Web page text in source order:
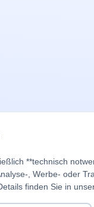
**technisch
, Werbe- oder
finden Sie in